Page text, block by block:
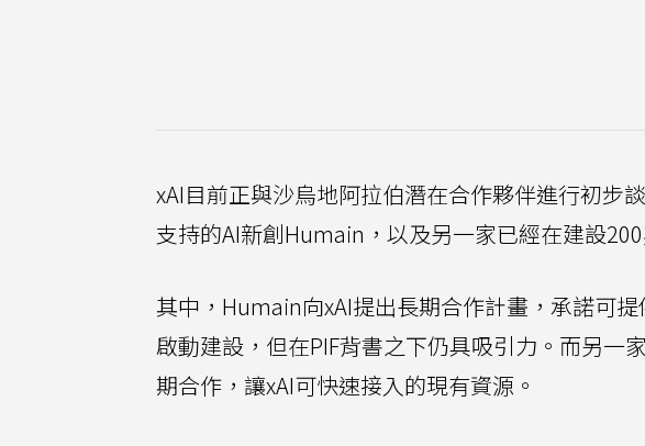
xAI目前正與沙烏地阿拉伯潛在合作夥伴進行初步
支持的AI新創Humain，以及另一家已經在建設
其中，Humain向xAI提出長期合作計畫，承諾可
啟動建設，但在PIF背書之下仍具吸引力。而另一
期合作，讓xAI可快速接入的現有資源。